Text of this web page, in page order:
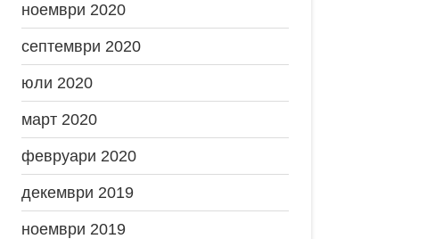
ноември 2020
септември 2020
юли 2020
март 2020
февруари 2020
декември 2019
ноември 2019